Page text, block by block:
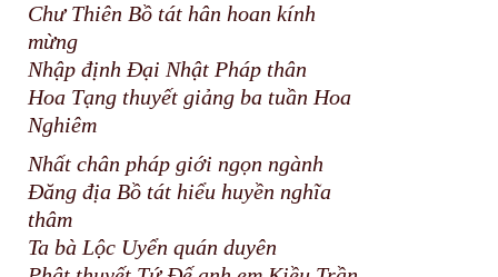
Chư Thiên Bồ tát hân hoan kính
mừng
Nhập định Đại Nhật Pháp thân
Hoa Tạng thuyết giảng ba tuần Hoa
Nghiêm
Nhất chân pháp giới ngọn ngành
Đăng địa Bồ tát hiểu huyền nghĩa
thâm
Ta bà Lộc Uyển quán duyên